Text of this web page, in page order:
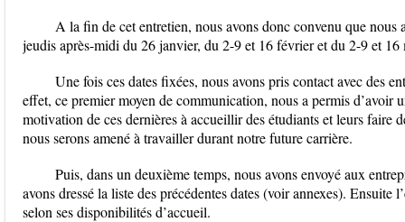
A la fin de cet entretien, nous avons donc convenu que nous
jeudis après-midi du 26 janvier, du 2-9 et 16 février et du 2-9 et 16
Une fois ces dates fixées, nous avons pris contact avec des
effet, ce premier moyen de communication, nous a permis d’avoir
motivation de ces dernières à accueillir des étudiants et leurs faire
nous serons amené à travailler durant notre future carrière.
Puis, dans un deuxième temps, nous avons envoyé aux
avons dressé la liste des précédentes dates (voir annexes). Ensuite
selon ses disponibilités d’accueil.